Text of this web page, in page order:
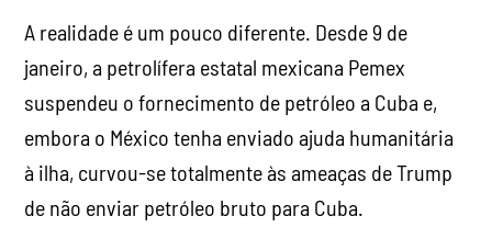
A realidade é um pouco diferente. Desde 9 de
janeiro, a petrolífera estatal mexicana Pemex
suspendeu o fornecimento de petróleo a Cuba e,
embora o México tenha enviado ajuda humanitária
à ilha, curvou-se totalmente às ameaças de Trump
de não enviar petróleo bruto para Cuba.